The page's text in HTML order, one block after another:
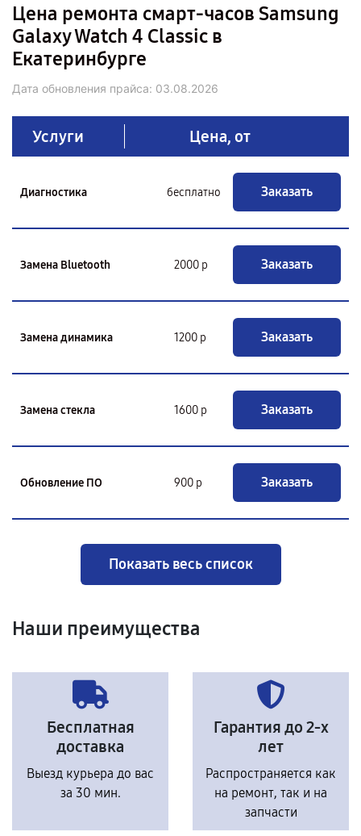
Цена ремонта смарт-часов Samsung
Galaxy Watch 4 Classic в
Екатеринбурге
Дата обновления прайса: 03.08.2026
Услуги Цена, от
Диагностика бесплатно Заказать
Замена Bluetooth 2000 р Заказать
Замена динамика 1200 р Заказать
Замена стекла 1600 р Заказать
Обновление ПО 900 р Заказать
Показать весь список
Наши преимущества
Бесплатная
доставка
Выезд курьера до вас
за 30 мин.
Гарантия до 2-х
лет
Распространяется как
на ремонт, так и на
запчасти